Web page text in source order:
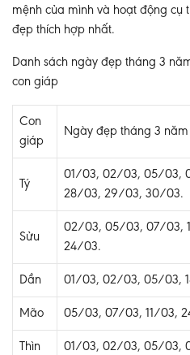
mệnh của mình và hoạt động cụ
đẹp thích hợp nhất.
Danh sách ngày đẹp tháng 3
con giáp
Con
giáp
Ngày đẹp tháng 3
Tý
01/03, 02/03, 05/03,
28/03, 29/03, 30/03.
Sửu
02/03, 05/03, 07/03,
24/03.
Dần 01/03, 02/03, 05/03,
Mão 05/03, 07/03, 11/03,
Thìn 01/03, 02/03, 05/03,